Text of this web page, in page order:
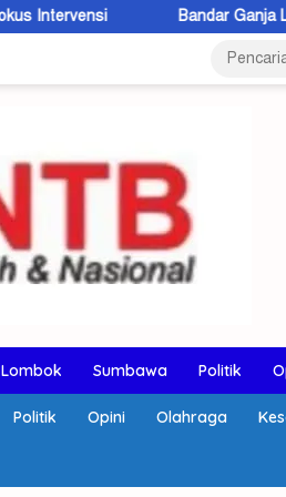
Bandar Ganja Lintas Wilayah
Lombok Sumbawa Politik
Politik Opini Olahraga